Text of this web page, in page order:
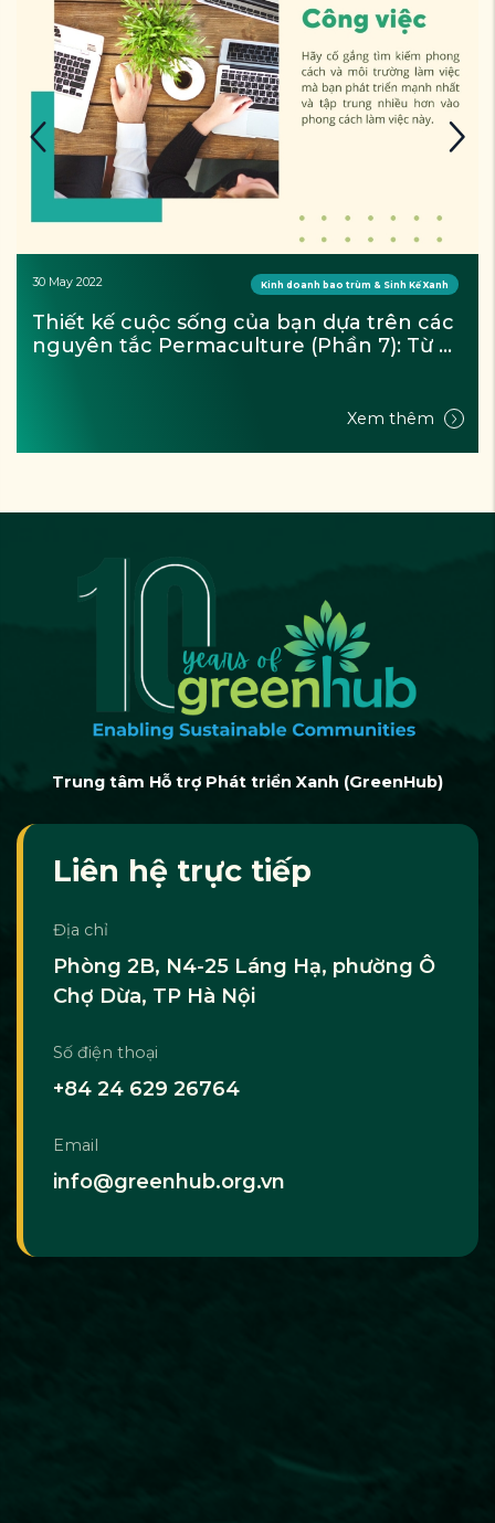
30 May 2022 Kinh doanh bao trùm & Sinh Kế Xanh
Thiết kế cuộc sống của bạn dựa trên các
nguyên tắc Permaculture (Phần 7): Từ
Xem thêm
Trung tâm Hỗ trợ Phát triển Xanh (GreenHub)
Liên hệ trực tiếp
Địa chỉ
Phòng 2B, N4-25 Láng Hạ, phường Ô
Chợ Dừa, TP Hà Nội
Số điện thoại
+84 24 629 26764
Email
info@greenhub.org.vn